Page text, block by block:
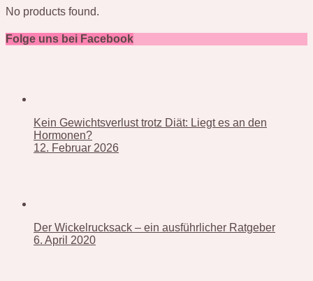
No products found.
Folge uns bei Facebook
Kein Gewichtsverlust trotz Diät: Liegt es an den
Hormonen?
12. Februar 2026
Der Wickelrucksack – ein ausführlicher Ratgeber
6. April 2020